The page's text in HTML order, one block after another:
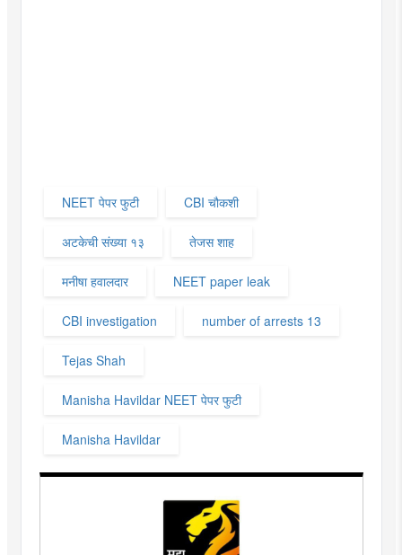
NEET पेपर फुटी CBI चौकशी
अटकेची संख्या १३ तेजस शाह
मनीषा हवालदार NEET paper leak
CBI investigation number of arrests 13
Tejas Shah
Manisha Havildar NEET पेपर फुटी
Manisha Havildar